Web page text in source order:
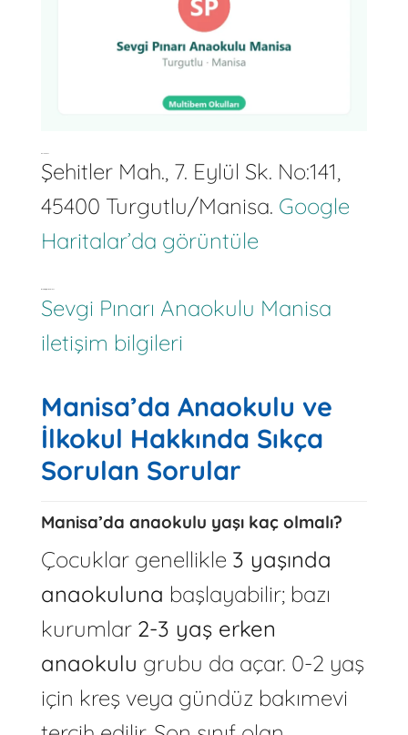
Şehitler Mah., 7. Eylül Sk. No:141,
45400 Turgutlu/Manisa. Google
Haritalar’da görüntüle
Sevgi Pınarı Anaokulu Manisa
iletişim bilgileri
Manisa’da Anaokulu ve
İlkokul Hakkında Sıkça
Sorulan Sorular
Manisa’da anaokulu yaşı kaç olmalı?
Çocuklar genellikle 3 yaşında
anaokuluna başlayabilir; bazı
kurumlar 2-3 yaş erken
anaokulu grubu da açar. 0-2 yaş
için kreş veya gündüz bakımevi